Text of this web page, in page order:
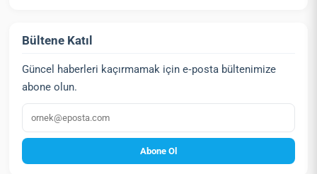
Bültene Katıl
Güncel haberleri kaçırmamak için e‑posta bültenimize
abone olun.
E‑posta
Abone Ol